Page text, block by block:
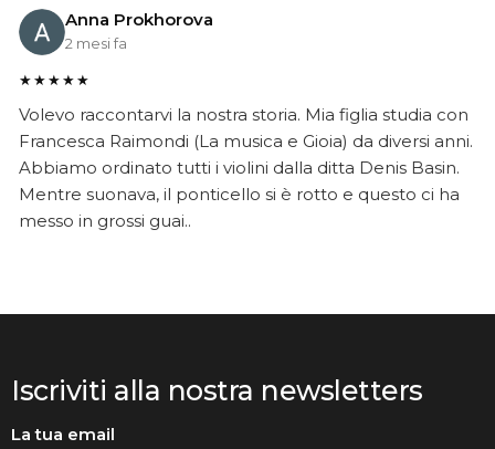
Anna Prokhorova
2 mesi fa
★★★★★
Volevo raccontarvi la nostra storia. Mia figlia studia con
Francesca Raimondi (La musica e Gioia) da diversi anni.
Abbiamo ordinato tutti i violini dalla ditta Denis Basin.
Mentre suonava, il ponticello si è rotto e questo ci ha
messo in grossi guai..
Iscriviti alla nostra newsletters
La tua email